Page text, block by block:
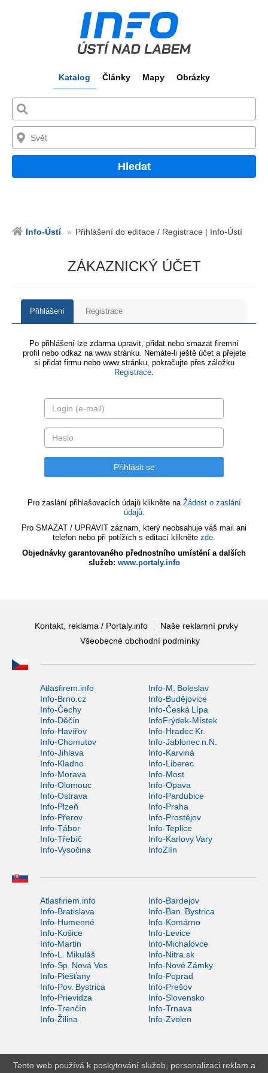
Katalog Články Mapy Obrázky
Hledat
Info-Ústí Přihlášení do editace / Registrace | Info-Ústí
ZÁKAZNICKÝ ÚČET
Přihlášení Registrace
Po přihlášení lze zdarma upravit, přidat nebo smazat firemní
profil nebo odkaz na www stránku. Nemáte-li ještě účet a přejete
si přidat firmu nebo www stránku, pokračujte přes záložku
Registrace.
Pro zaslání přihlašovacích údajů klikněte na Žádost o zaslání
údajů.
Pro SMAZAT / UPRAVIT záznam, který neobsahuje váš mail ani
telefon nebo při potížích s editací klikněte zde.
Objednávky garantovaného přednostního umístění a dalších
služeb: www.portaly.info
Kontakt, reklama / Portaly.info
Naše reklamní prvky
Všeobecné obchodní podmínky
Atlasfirem.info
Info-M. Boleslav
Info-Brno.cz
Info-Budějovice
Info-Čechy
Info-Česká Lípa
Info-Děčín
InfoFrýdek-Místek
Info-Havířov
Info-Hradec Kr.
Info-Chomutov
Info-Jablonec n.N.
Info-Jihlava
Info-Karviná
Info-Kladno
Info-Liberec
Info-Morava
Info-Most
Info-Olomouc
Info-Opava
Info-Ostrava
Info-Pardubice
Info-Plzeň
Info-Praha
Info-Přerov
Info-Prostějov
Info-Tábor
Info-Teplice
Info-Třebíč
Info-Karlovy Vary
Info-Vysočina
InfoZlín
Atlasfiriem.info
Info-Bardejov
Info-Bratislava
Info-Ban. Bystrica
Info-Humenné
Info-Komárno
Info-Košice
Info-Levice
Info-Martin
Info-Michalovce
Info-L. Mikuláš
Info-Nitra.sk
Info-Sp. Nová Ves
Info-Nové Zámky
Info-Piešťany
Info-Poprad
Info-Pov. Bystrica
Info-Prešov
Info-Prievidza
Info-Slovensko
Info-Trenčín
Info-Trnava
Info-Žilina
Info-Zvolen
Tento web používá k poskytování služeb, personalizaci reklam a